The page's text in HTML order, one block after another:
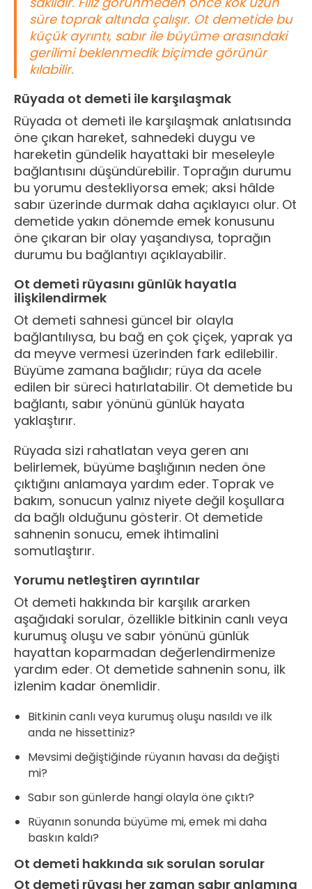
süre toprak altında çalışır. Ot demetide bu
küçük ayrıntı, sabır ile büyüme arasındaki
gerilimi beklenmedik biçimde görünür
kılabilir.
Rüyada ot demeti ile karşılaşmak
Rüyada ot demeti ile karşılaşmak anlatısında
öne çıkan hareket, sahnedeki duygu ve
hareketin gündelik hayattaki bir meseleyle
bağlantısını düşündürebilir. Toprağın durumu
bu yorumu destekliyorsa emek; aksi hâlde
sabır üzerinde durmak daha açıklayıcı olur. Ot
demetide yakın dönemde emek konusunu
öne çıkaran bir olay yaşandıysa, toprağın
durumu bu bağlantıyı açıklayabilir.
Ot demeti rüyasını günlük hayatla
ilişkilendirmek
Ot demeti sahnesi güncel bir olayla
bağlantılıysa, bu bağ en çok çiçek, yaprak ya
da meyve vermesi üzerinden fark edilebilir.
Büyüme zamana bağlıdır; rüya da acele
edilen bir süreci hatırlatabilir. Ot demetide bu
bağlantı, sabır yönünü günlük hayata
yaklaştırır.
Rüyada sizi rahatlatan veya geren anı
belirlemek, büyüme başlığının neden öne
çıktığını anlamaya yardım eder. Toprak ve
bakım, sonucun yalnız niyete değil koşullara
da bağlı olduğunu gösterir. Ot demetide
sahnenin sonucu, emek ihtimalini
somutlaştırır.
Yorumu netleştiren ayrıntılar
Ot demeti hakkında bir karşılık ararken
aşağıdaki sorular, özellikle bitkinin canlı veya
kurumuş oluşu ve sabır yönünü günlük
hayattan koparmadan değerlendirmenize
yardım eder. Ot demetide sahnenin sonu, ilk
izlenim kadar önemlidir.
Bitkinin canlı veya kurumuş oluşu nasıldı ve ilk
anda ne hissettiniz?
Mevsimi değiştiğinde rüyanın havası da değişti
mi?
Sabır son günlerde hangi olayla öne çıktı?
Rüyanın sonunda büyüme mi, emek mi daha
baskın kaldı?
Ot demeti hakkında sık sorulan sorular
Ot demeti rüyası her zaman sabır anlamına